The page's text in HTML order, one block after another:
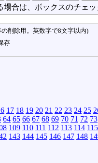
合は、ボックスのチェッ
の削除用。英数字で8文字以内)
存
17 18 19 20 21 22 23 24 25
64 65 66 67 68 69 70 71 72 73
109 110 111 112 113 114 115
143 144 145 146 147 148